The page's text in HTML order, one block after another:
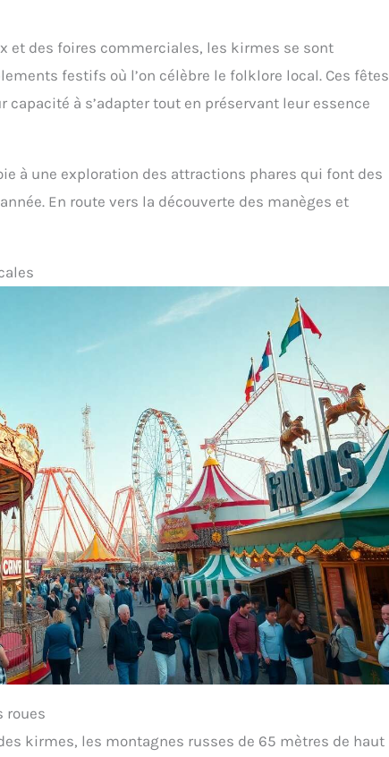
et des foires commerciales, les kirmes se sont
festifs où l’on célèbre le folklore local. Ces fêtes
capacité à s’adapter tout en préservant leur essence
à une exploration des attractions phares qui font des
En route vers la découverte des manèges et
roues
kirmes, les montagnes russes de 65 mètres de haut